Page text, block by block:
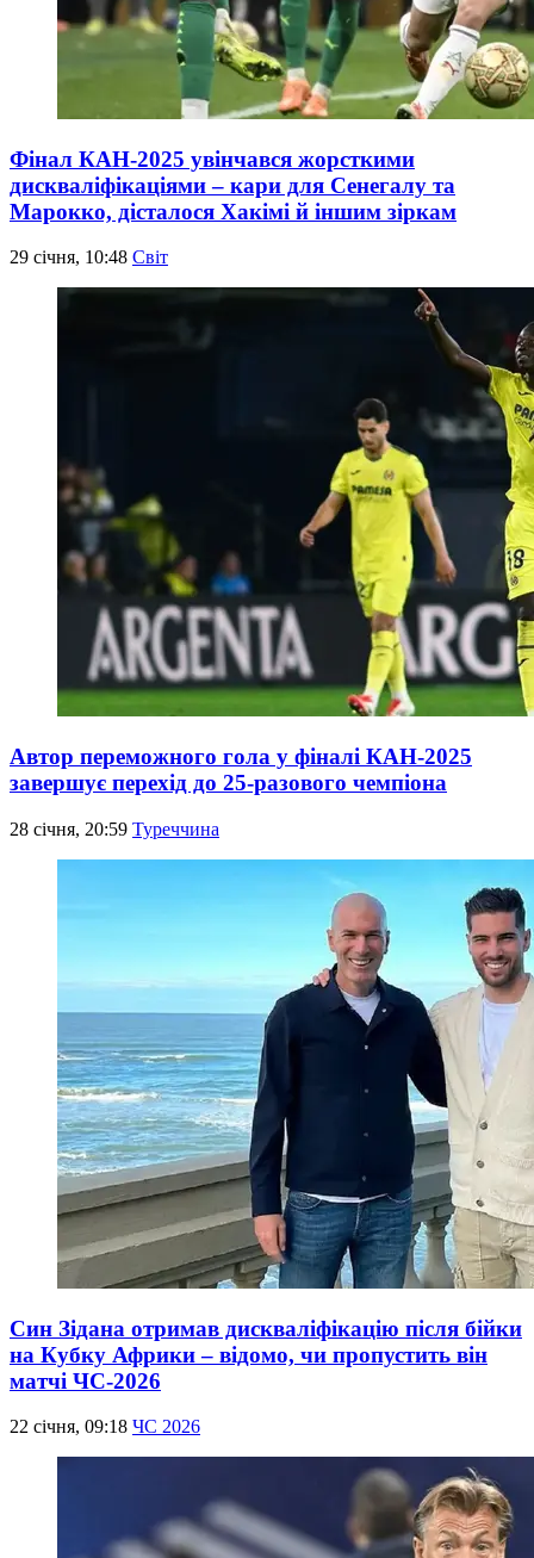
Фінал КАН-2025 увінчався жорсткими
дискваліфікаціями – кари для Сенегалу та
Марокко, дісталося Хакімі й іншим зіркам
29 січня, 10:48 Світ
Автор переможного гола у фіналі КАН-2025
завершує перехід до 25-разового чемпіона
28 січня, 20:59 Туреччина
Син Зідана отримав дискваліфікацію після бійки
на Кубку Африки – відомо, чи пропустить він
матчі ЧС-2026
22 січня, 09:18 ЧС 2026